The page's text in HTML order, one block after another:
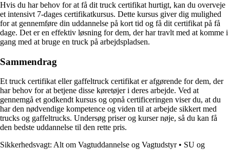
Hvis du har behov for at få dit truck certifikat hurtigt, kan du overveje
et intensivt 7-dages certifikatkursus. Dette kursus giver dig mulighed
for at gennemføre din uddannelse på kort tid og få dit certifikat på få
dage. Det er en effektiv løsning for dem, der har travlt med at komme i
gang med at bruge en truck på arbejdspladsen.
Sammendrag
Et truck certifikat eller gaffeltruck certifikat er afgørende for dem, der
har behov for at betjene disse køretøjer i deres arbejde. Ved at
gennemgå et godkendt kursus og opnå certificeringen viser du, at du
har den nødvendige kompetence og viden til at arbejde sikkert med
trucks og gaffeltrucks. Undersøg priser og kurser nøje, så du kan få
den bedste uddannelse til den rette pris.
Sikkerhedsvagt: Alt om Vagtuddannelse og Vagtudstyr• SU og